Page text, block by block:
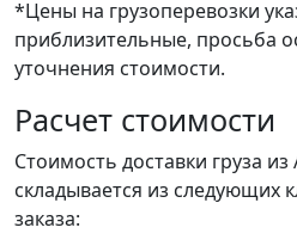
*Цены на грузоперевозки
приблизительные, просьба
уточнения стоимости.
Расчет стоимости
Стоимость доставки груза
складывается из следующих
заказа: